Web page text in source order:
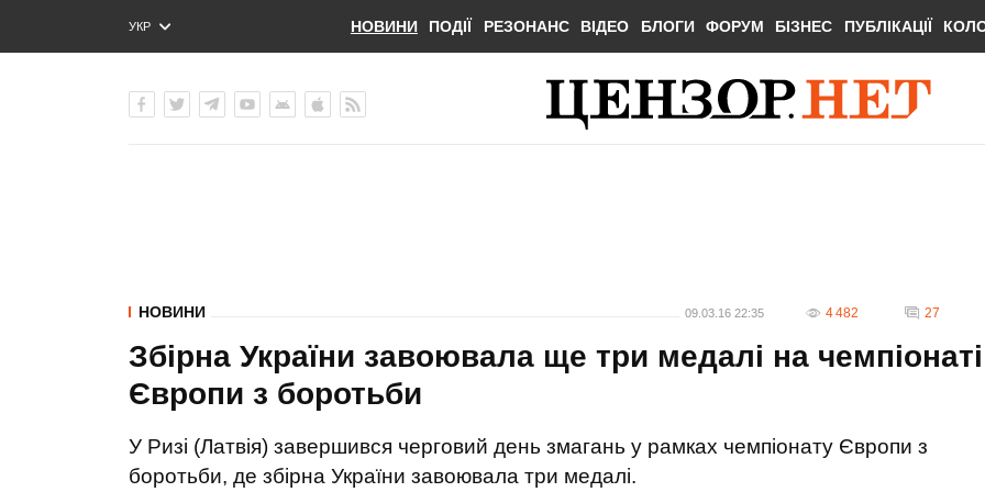
УКР
ENG
НОВИНИ ПОДІЇ РЕЗОНАНС ВІДЕО БЛОГИ ФОРУМ БІЗНЕС ПУБЛІКАЦІЇ
НОВИНИ 09.03.16 22:35 4 482 27
Збірна України завоювала ще три медалі на чемпіонаті
Європи з боротьби
У Ризі (Латвія) завершився черговий день змагань у рамках чемпіонату Європи з
боротьби, де збірна України завоювала три медалі.